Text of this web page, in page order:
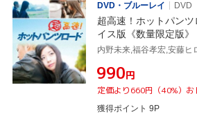
DVD・ブルーレイ
DVD
超高速！ホットパン
イス版《数量限定版》
¥990円
定価より660円（40%）お
獲得ポイント 9P